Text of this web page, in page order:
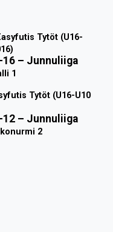
Tytöt (U16-
16 – Junnuliiga
1
Tytöt (U16-U10
12 – Junnuliiga
2